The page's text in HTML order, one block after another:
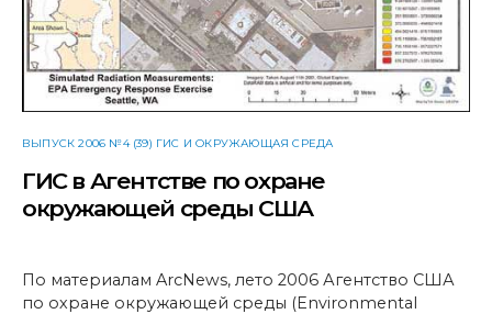
ВЫПУСК 2006 №4 (39) ГИС И ОКРУЖАЮЩАЯ СРЕДА
ГИС в Агентстве по охране
окружающей среды США
По материалам ArcNews, лето 2006 Агентство США
по охране окружающей среды (Environmental